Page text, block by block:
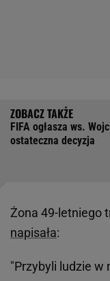
FIFA ogłasza ws.
ostateczna decyzja
Żona 49-letniego
napisała:
"Przybyli ludzie w